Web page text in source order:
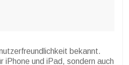
bekannt.
iPhone und iPad, sondern auch